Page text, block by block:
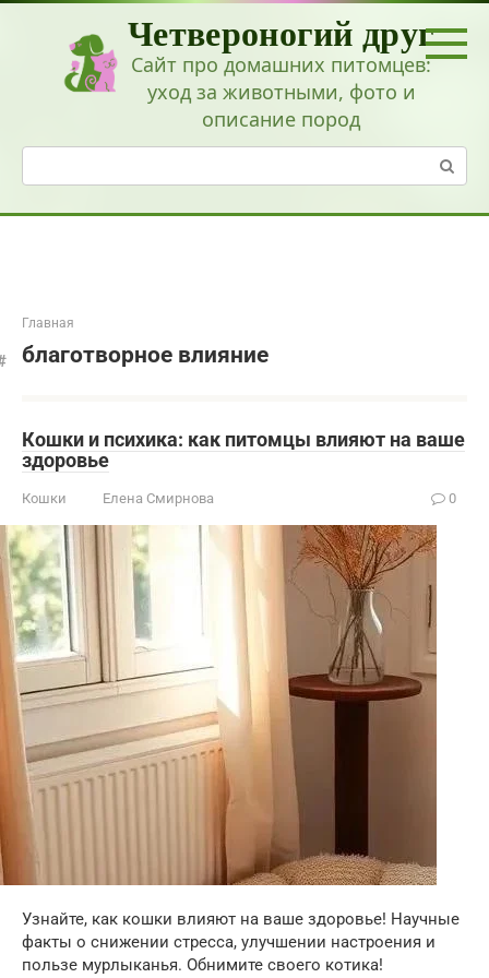
Перейти
Четвероногий друг
Сайт про домашних питомцев:
уход за животными, фото и
описание пород
Поиск:
Главная
благотворное влияние
Кошки и психика: как питомцы влияют на ваше
здоровье
Кошки Елена Смирнова 0
Узнайте, как кошки влияют на ваше здоровье! Научные
факты о снижении стресса, улучшении настроения и
пользе мурлыканья. Обнимите своего котика!